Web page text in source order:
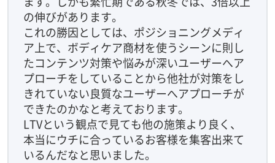
の伸びがあります。
これの勝因としては、ポジショニングメディ
ア上で、ボディケア商材を使うシーンに則し
たコンテンツ対策や悩みが深いユーザーへア
プローチをしていることから他社が対策をし
きれていない良質なユーザーへアプローチが
できたのかなと考えております。
LTVという観点で見ても他の施策より良く、
本当にウチに合っているお客様を集客出来て
いるんだなと思いました。